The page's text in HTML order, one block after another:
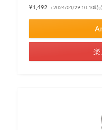
¥1,492 （2024/01/29 10:10時